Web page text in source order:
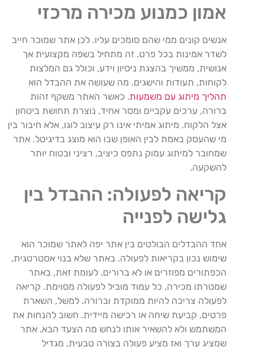
אמון כמנוע מכירה מרכזי
אנשים קונים ממי שהם סומכים עליו. לכן אתר שמוכר חייב
לשדר אמינות בכל פרט. זה מתחיל בשפה מקצועית אך
אנושית, ממשיך בהצגת ניסיון וידע, וכולל גם המלצות
לקוחות, תעודות והישגים. מה שעושה את ההבדל הוא
תהליך מיתוג עם משמעות. כאשר האתר משקף זהות
ברורה, ערכים עקביים ומסר אחיד, נוצרת תחושת ביטחון
אצל הלקוח. מיתוג אמיתי אינו רק עיצוב לוגו, אלא חיבור בין
מי שהעסק באמת לבין האופן שבו הוא מוצג בדיגיטל. אתר
שמחובר למיתוג עמוק נתפס כיציב, רציני ובטוח יותר
להשקעה.
קריאה לפעולה: ההבדל בין
גלישה לפנייה
אחד ההבדלים הבולטים בין אתר יפה לאתר שמוכר הוא
שימוש נכון בקריאות לפעולה. באתר שלא בנוי אסטרטגית,
הכפתורים מפוזרים או לא ברורים. לעומת זאת, באתר
שמטרתו מכירה, כל עמוד מוביל לפעולה מסוימת. קריאה
לפעולה צריכה להיות ממוקדת וברורה. למשל, השארת
פרטים, קביעת שיחה או רכישה מיידית. חשוב להנחות את
המשתמש ולא להשאיר אותו לנחש מה הצעד הבא. אתר
שמציג ערך ואז מציע פעולה בצורה טבעית, מגדיל